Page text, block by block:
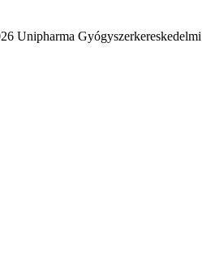
Unipharma Gyógyszerkereskedelmi